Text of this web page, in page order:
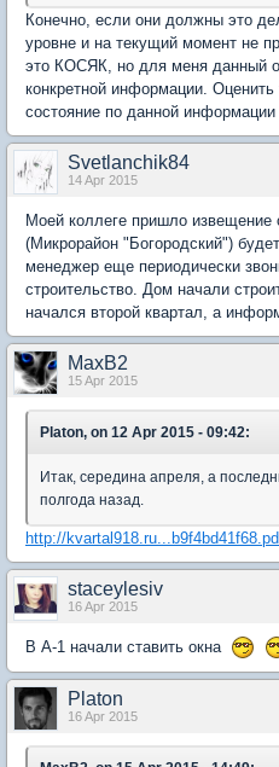
Конечно, если они должны это
уровне и на текущий момент не
это КОСЯК, но для меня данный
конкретной информации.
состояние по данной информации
Svetlanchik84
14 Apr 2015
Моей коллеге пришло извещение
(Микрорайон "Богородский")
менеджер еще периодически
строительство. Дом начали
начался второй квартал, а
MaxB2
15 Apr 2015
Platon, on 12 Apr 2015 - 09:42:
Итак, середина апреля, а
полгода назад.
http://
staceylesiv
16 Apr 2015
В А-1 начали ставить окна
Platon
16 Apr 2015